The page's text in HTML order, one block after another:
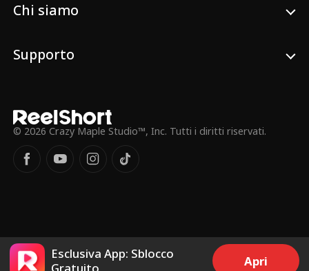
Chi siamo
Supporto
© 2026 Crazy Maple Studio™, Inc. Tutti i diritti riservati.
Esclusiva App: Sblocco
Apri